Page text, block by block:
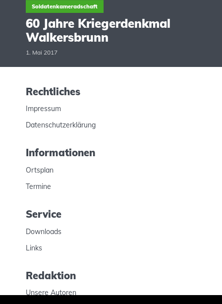
Soldatenkameradschaft
60 Jahre Kriegerdenkmal
Walkersbrunn
1. Mai 2017
Rechtliches
Impressum
Datenschutzerklärung
Informationen
Ortsplan
Termine
Service
Downloads
Links
Redaktion
Unsere Autoren